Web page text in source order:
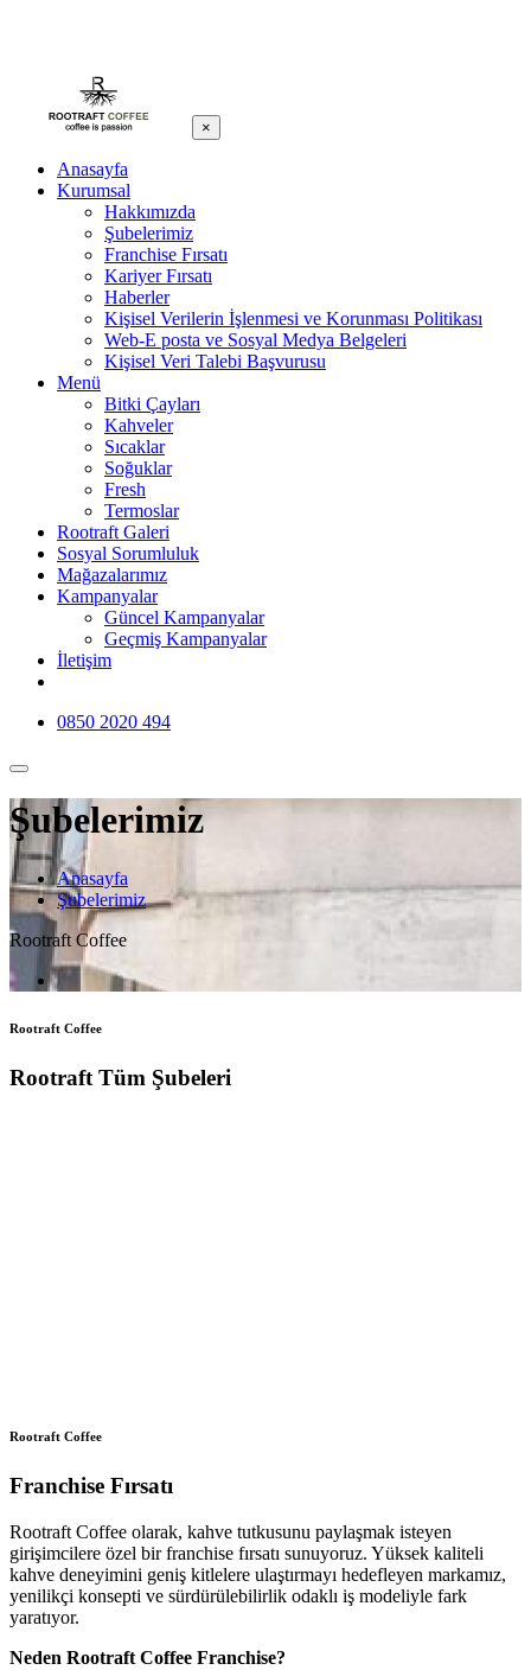
×
Anasayfa
Kurumsal
Hakkımızda
Şubelerimiz
Franchise Fırsatı
Kariyer Fırsatı
Haberler
Kişisel Verilerin İşlenmesi ve Korunması Politikası
Web-E posta ve Sosyal Medya Belgeleri
Kişisel Veri Talebi Başvurusu
Menü
Bitki Çayları
Kahveler
Sıcaklar
Soğuklar
Fresh
Termoslar
Rootraft Galeri
Sosyal Sorumluluk
Mağazalarımız
Kampanyalar
Güncel Kampanyalar
Geçmiş Kampanyalar
İletişim
0850 2020 494
Şubelerimiz
Anasayfa
Şubelerimiz
Rootraft Coffee
Rootraft Coffee
Rootraft Tüm Şubeleri
Rootraft Coffee
Franchise Fırsatı
Rootraft Coffee olarak, kahve tutkusunu paylaşmak isteyen
girişimcilere özel bir franchise fırsatı sunuyoruz. Yüksek kaliteli
kahve deneyimini geniş kitlelere ulaştırmayı hedefleyen markamız,
yenilikçi konsepti ve sürdürülebilirlik odaklı iş modeliyle fark
yaratıyor.
Neden Rootraft Coffee Franchise?